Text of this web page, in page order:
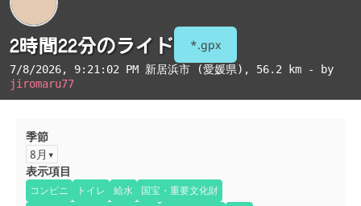
2時間22分のライド *.gpx
7/8/2026, 9:21:02 PM 新居浜市 (愛媛県) , 56.2 km - by
jiromaru77
季節
8月
表示項目
コンビニ トイレ 給水 国宝・重要文化財